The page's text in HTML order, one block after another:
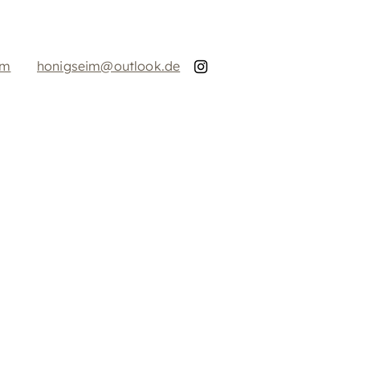
honigseim@outlook.de